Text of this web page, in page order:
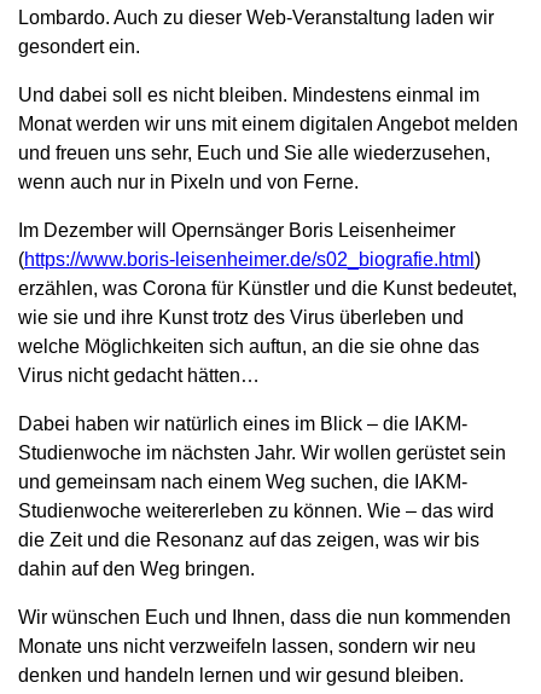
Lombardo. Auch zu dieser Web-Veranstaltung laden wir
gesondert ein.
Und dabei soll es nicht bleiben. Mindestens einmal im
Monat werden wir uns mit einem digitalen Angebot melden
und freuen uns sehr, Euch und Sie alle wiederzusehen,
wenn auch nur in Pixeln und von Ferne.
Im Dezember will Opernsänger Boris Leisenheimer
(https://www.boris-leisenheimer.de/s02_biografie.html )
erzählen, was Corona für Künstler und die Kunst bedeutet,
wie sie und ihre Kunst trotz des Virus überleben und
welche Möglichkeiten sich auftun, an die sie ohne das
Virus nicht gedacht hätten…
Dabei haben wir natürlich eines im Blick – die IAKM-
Studienwoche im nächsten Jahr. Wir wollen gerüstet sein
und gemeinsam nach einem Weg suchen, die IAKM-
Studienwoche weitererleben zu können. Wie – das wird
die Zeit und die Resonanz auf das zeigen, was wir bis
dahin auf den Weg bringen.
Wir wünschen Euch und Ihnen, dass die nun kommenden
Monate uns nicht verzweifeln lassen, sondern wir neu
denken und handeln lernen und wir gesund bleiben.